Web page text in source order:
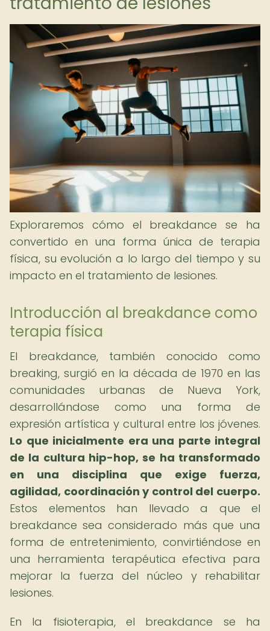
Exploraremos cómo el breakdance se ha
convertido en una forma única de terapia
física, su evolución a lo largo del tiempo y su
impacto en el tratamiento de lesiones.
Introducción al breakdance como
terapia física
El breakdance, también conocido como
breaking, surgió en la década de 1970 en las
comunidades urbanas de Nueva York,
desarrollándose como una forma de
expresión artística y cultural entre los jóvenes.
Lo que inicialmente era una parte integral
de la cultura hip-hop, se ha transformado
en una disciplina que exige fuerza,
agilidad, coordinación y control del cuerpo.
Estos elementos han llevado a que el
breakdance sea considerado más que una
forma de entretenimiento, convirtiéndose en
una herramienta terapéutica efectiva para
mejorar la fuerza del núcleo y rehabilitar
lesiones.
En la fisioterapia, el breakdance se ha